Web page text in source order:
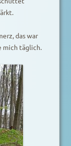
das war
mich täglich.